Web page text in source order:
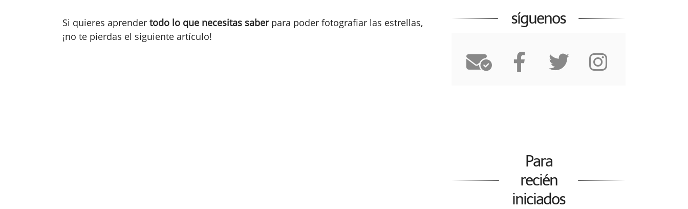
Si quieres aprender todo lo que necesitas saberpara poder fotografiar las estrellas,
¡no te pierdas el siguiente artículo!
síguenos
Para
recién
iniciados